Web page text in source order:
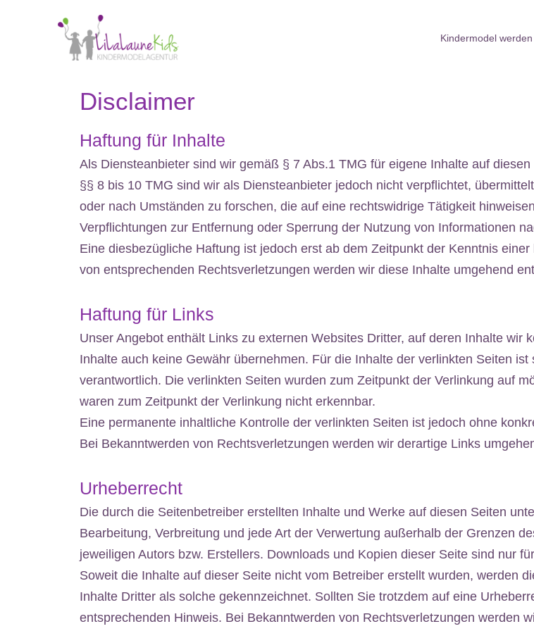
Kindermodel werden
Disclaimer
Haftung für Inhalte
Als Diensteanbieter sind wir gemäß § 7 Abs.1 TMG für eigene Inhalte auf
§§ 8 bis 10 TMG sind wir als Diensteanbieter jedoch nicht verpflichtet,
oder nach Umständen zu forschen, die auf eine rechtswidrige Tätigkeit
Verpflichtungen zur Entfernung oder Sperrung der Nutzung von Informationen
Eine diesbezügliche Haftung ist jedoch erst ab dem Zeitpunkt der Kenntnis
von entsprechenden Rechtsverletzungen werden wir diese Inhalte umgehend
Haftung für Links
Unser Angebot enthält Links zu externen Websites Dritter, auf deren Inhalte
Inhalte auch keine Gewähr übernehmen. Für die Inhalte der verlinkten Seiten
verantwortlich. Die verlinkten Seiten wurden zum Zeitpunkt der Verlinkung auf
waren zum Zeitpunkt der Verlinkung nicht erkennbar.
Eine permanente inhaltliche Kontrolle der verlinkten Seiten ist jedoch ohne
Bei Bekanntwerden von Rechtsverletzungen werden wir derartige Links
Urheberrecht
Die durch die Seitenbetreiber erstellten Inhalte und Werke auf diesen Seiten
Bearbeitung, Verbreitung und jede Art der Verwertung außerhalb der Grenzen
jeweiligen Autors bzw. Erstellers. Downloads und Kopien dieser Seite sind nur
Soweit die Inhalte auf dieser Seite nicht vom Betreiber erstellt wurden, werden
Inhalte Dritter als solche gekennzeichnet. Sollten Sie trotzdem auf eine
entsprechenden Hinweis. Bei Bekanntwerden von Rechtsverletzungen werden